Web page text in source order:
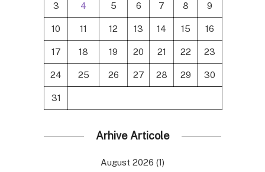
3 4 5 6 7 8 9
10 11 12 13 14 15 16
17 18 19 20 21 22 23
24 25 26 27 28 29 30
31
Arhive Articole
August 2026 (1)